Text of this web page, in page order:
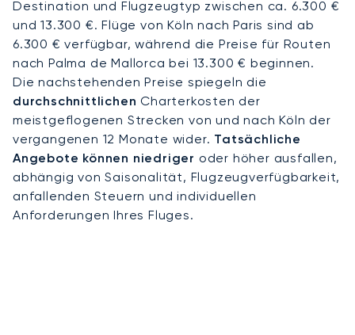
Als Europas erster ARGUS-zertifizierter Broker wird
unser Engagement für Sicherheit streng geprüft
und ist international anerkannt. Dies gibt Ihnen
die dokumentierte Gewissheit, dass Ihr Privatjet-
Charter nach Köln mit größter Sorgfalt geplant
wird, sodass Sie mit vollem Vertrauen zu diesem
wichtigen deutschen Reiseziel fliegen können.
Destination und Flugzeugtyp zwischen ca. 6.300 €
und 13.300 €. Flüge von Köln nach Paris sind ab
6.300 € verfügbar, während die Preise für Routen
nach Palma de Mallorca bei 13.300 € beginnen.
Die nachstehenden Preise spiegeln die
durchschnittlichen Charterkosten der
meistgeflogenen Strecken von und nach Köln der
vergangenen 12 Monate wider. Tatsächliche
Angebote können niedriger oder höher ausfallen,
abhängig von Saisonalität, Flugzeugverfügbarkeit,
anfallenden Steuern und individuellen
Anforderungen Ihres Fluges.